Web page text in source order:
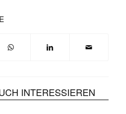
INTERESSIEREN